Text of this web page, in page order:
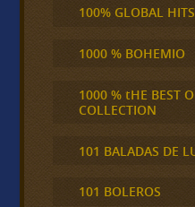
100% GLOBAL HITS
1000 % BOHEMIO
1000 % tHE BEST
COLLECTION
101 BALADAS DE
101 BOLEROS